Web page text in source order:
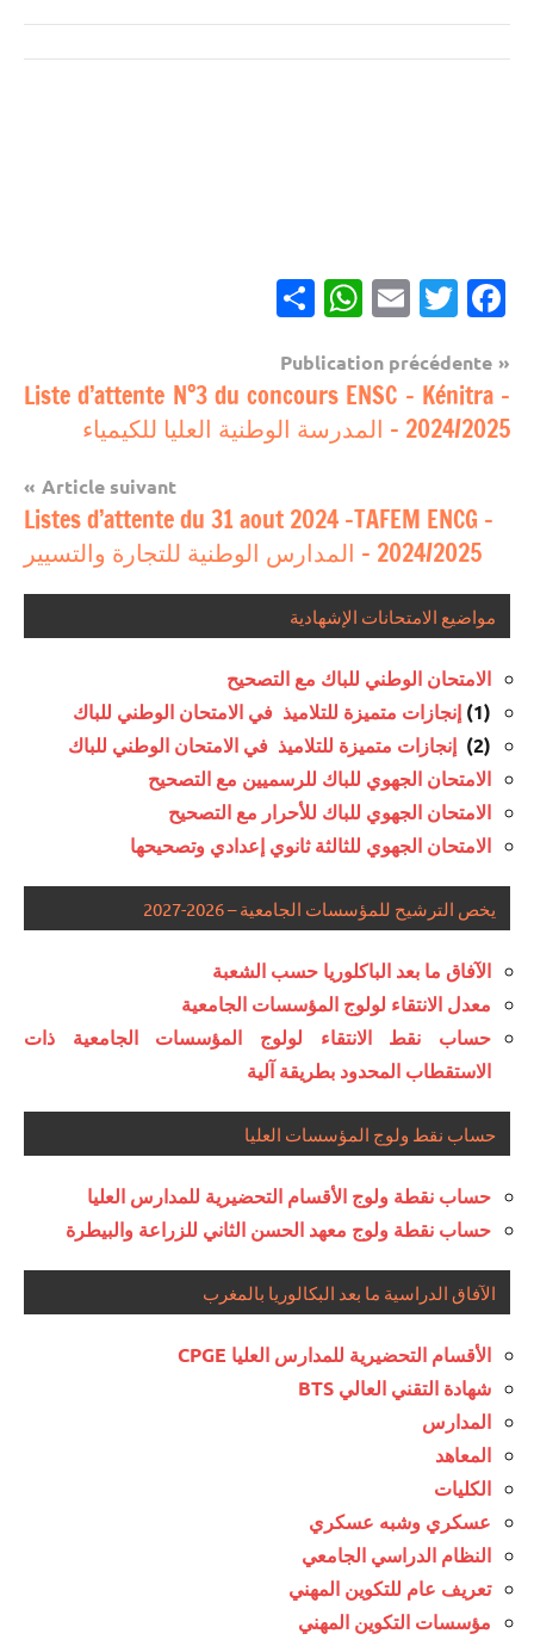
Facebook
Twitter
Email
WhatsApp
مباريات
Navigation
de
l’article
Publication précédente
Liste d’attente N°3 du concours ENSC – Kénitra –
2024/2025 – المدرسة الوطنية العليا للكيمياء
Article suivant
Listes d’attente du 31 aout 2024 -TAFEM ENCG –
2024/2025 – المدارس الوطنية للتجارة والتسيير
مواضيع الامتحانات الإشهادية
الامتحان الوطني للباك مع التصحيح
(1)
إنجازات متميزة للتلاميذ في الامتحان الوطني للباك
(2)
إنجازات متميزة للتلاميذ في الامتحان الوطني للباك
الامتحان الجهوي للباك للرسميين مع التصحيح
الامتحان الجهوي للباك للأحرار مع التصحيح
الامتحان الجهوي للثالثة ثانوي إعدادي وتصحيحها
يخص الترشيح للمؤسسات الجامعية – 2026-2027
الآفاق ما بعد الباكلوريا حسب الشعبة
معدل الانتقاء لولوج المؤسسات الجامعية
حساب نقط الانتقاء لولوج المؤسسات الجامعية ذات
الاستقطاب المحدود بطريقة آلية
حساب نقط ولوج المؤسسات العليا
حساب نقطة ولوج الأقسام التحضيرية للمدارس العليا
حساب نقطة ولوج معهد الحسن الثاني للزراعة والبيطرة
الآفاق الدراسية ما بعد البكالوريا بالمغرب
الأقسام التحضيرية للمدارس العليا CPGE
شهادة التقني العالي BTS
المدارس
المعاهد
الكليات
عسكري وشبه عسكري
النظام الدراسي الجامعي
تعريف عام للتكوين المهني
مؤسسات التكوين المهني